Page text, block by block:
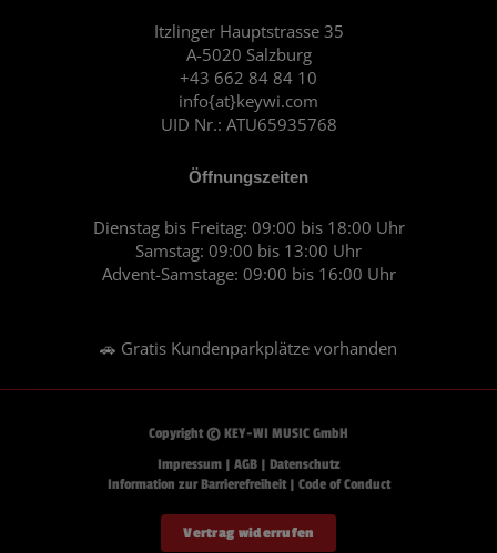
Itzlinger Hauptstrasse 35
A-5020 Salzburg
+43 662 84 84 10
info{at}keywi.com
UID Nr.: ATU65935768
Öffnungszeiten
Dienstag bis Freitag: 09:00 bis 18:00 Uhr
Samstag: 09:00 bis 13:00 Uhr
Advent-Samstage: 09:00 bis 16:00 Uhr
🚗 Gratis Kundenparkplätze vorhanden
o
k
r
a
m
Copyright © KEY-WI MUSIC GmbH
Impressum| AGB| Datenschutz
Information zur Barrierefreiheit| Code of Conduct
Vertrag widerrufen